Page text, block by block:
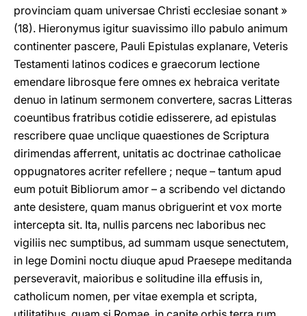
provinciam quam universae Christi ecclesiae sonant »
(18). Hieronymus igitur suavissimo illo pabulo animum
continenter pascere, Pauli Epistulas explanare, Veteris
Testamenti latinos codices e graecorum lectione
emendare librosque fere omnes ex hebraica veritate
denuo in latinum sermonem convertere, sacras Litteras
coeuntibus fratribus cotidie edisserere, ad epistulas
rescribere quae unclique quaestiones de Scriptura
dirimendas afferrent, unitatis ac doctrinae catholicae
oppugnatores acriter refellere ; neque – tantum apud
eum potuit Bibliorum amor – a scribendo vel dictando
ante desistere, quam manus obriguerint et vox morte
intercepta sit. Ita, nullis parcens nec laboribus nec
vigiliis nec sumptibus, ad summam usque senectutem,
in lege Domini noctu diuque apud Praesepe meditanda
perseveravit, maioribus e solitudine illa effusis in,
catholicum nomen, per vitae exempla et scripta,